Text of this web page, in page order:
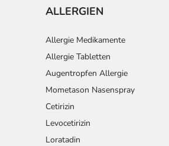
ALLERGIEN
Allergie Medikamente
Allergie Tabletten
Augentropfen Allergie
Mometason Nasenspray
Cetirizin
Levocetirizin
Loratadin